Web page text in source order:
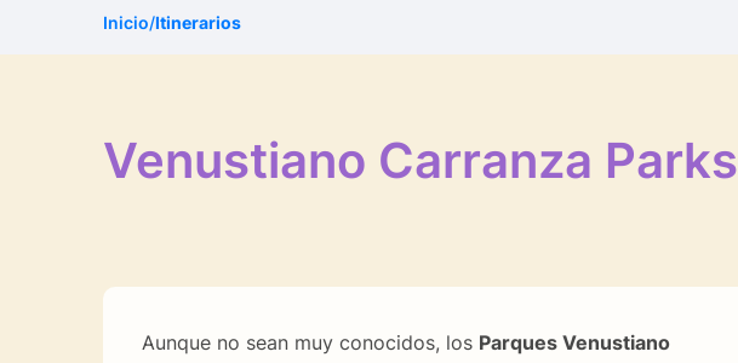
Inicio/Itinerarios
Venustiano Carranza Parks
Aunque no sean muy conocidos, los Parques Venustiano